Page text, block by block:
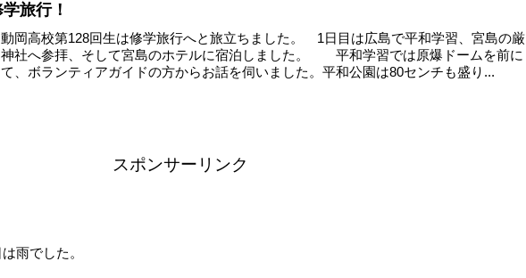
旅行！
岡高校第128回生は修学旅行へと旅立ちました。 1日目は広島で平和学習、宮島の厳
社へ参拝、そして宮島のホテルに宿泊しました。 平和学習では原爆ドームを前に
て、ボランティアガイドの方からお話を伺いました。平和公園は80センチも盛り...
スポンサーリンク
雨でした。